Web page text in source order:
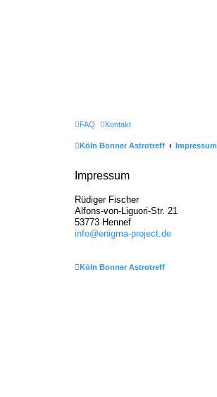
FAQ Kontakt
Köln Bonner Astrotreff Impressum
Impressum
Rüdiger Fischer
Alfons-von-Liguori-Str. 21
53773 Hennef
info@enigma-project.de
Köln Bonner Astrotreff